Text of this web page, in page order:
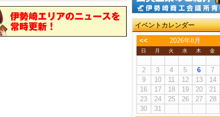
イベントカレンダー
<<
2026年8月
日 月 火 水 木 金
2
3 4 5 6 7
9
10 11 12 13 14
16
17 18 19 20 21
23
24 25 26 27 28
30
31